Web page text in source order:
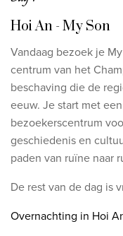
Hoi An - My Son
Vandaag bezoek je
centrum van het
beschaving die de
eeuw. Je start met
bezoekerscentrum
geschiedenis en
paden van ruïne naar
De rest van de dag is
Overnachting in Hoi